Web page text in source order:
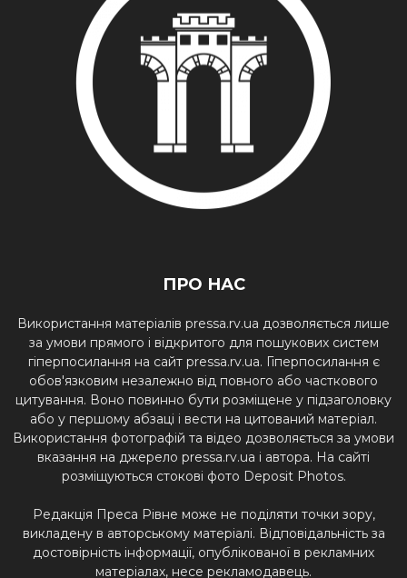
ПРО НАС
Використання матеріалів pressa.rv.ua дозволяється лише
за умови прямого і відкритого для пошукових систем
гіперпосилання на сайт pressa.rv.ua. Гіперпосилання є
обов'язковим незалежно від повного або часткового
цитування. Воно повинно бути розміщене у підзаголовку
або у першому абзаці і вести на цитований матеріал.
Використання фотографій та відео дозволяється за умови
вказання на джерело pressa.rv.ua і автора. На сайті
розміщуються стокові фото Deposit Photos.
Редакція Преса Рівне може не поділяти точки зору,
викладену в авторському матеріалі. Відповідальність за
достовірність інформації, опублікованої в рекламних
матеріалах, несе рекламодавець.